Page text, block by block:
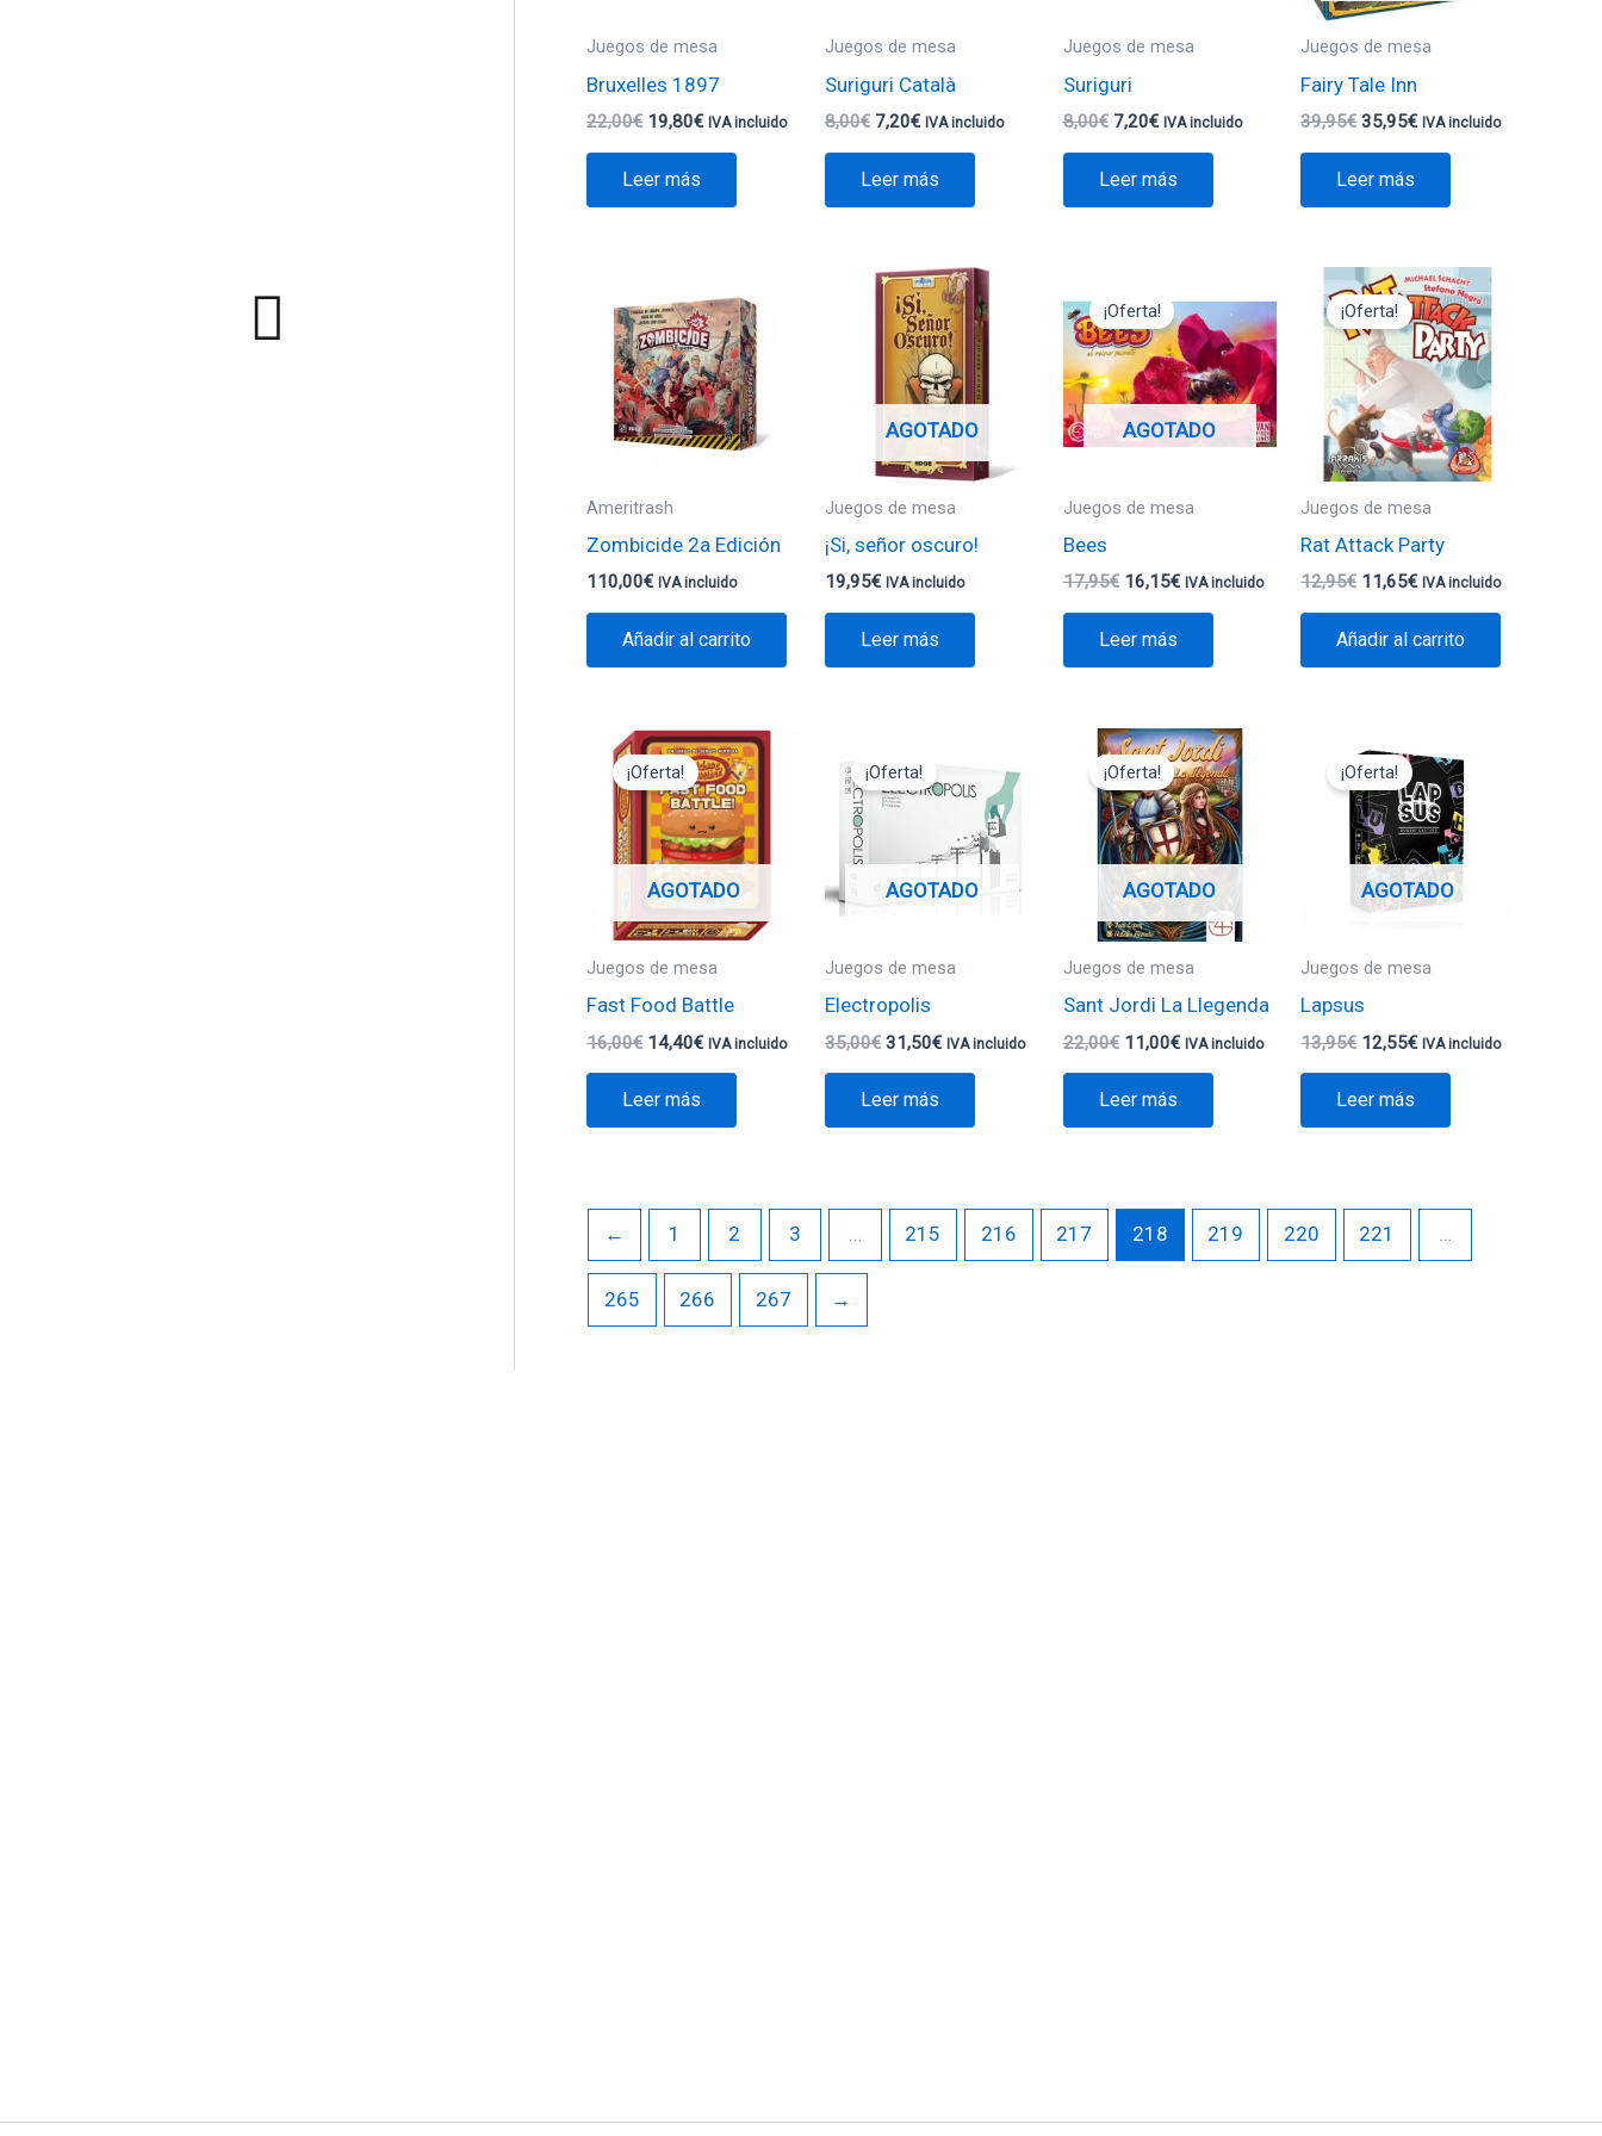
Juegos de mesa
Bruxelles 1897
22,00€ 19,80€ IVA incluido
Leer más
Juegos de mesa
Suriguri Català
8,00€ 7,20€ IVA incluido
Leer más
Juegos de mesa
Suriguri
8,00€ 7,20€ IVA incluido
Leer más
Juegos de mesa
Fairy Tale Inn
39,95€ 35,95€ IVA incluido
Leer más
Ameritrash
Zombicide 2a Edición
110,00€ IVA incluido
Añadir al carrito
AGOTADO
Juegos de mesa
¡Si, señor oscuro!
19,95€ IVA incluido
Leer más
AGOTADO
¡Oferta!
Juegos de mesa
Bees
17,95€
precio
original
era:
17,95€.
16,15€
precio
actual
es:
16,15€.
IVA incluido
Leer más
¡Oferta!
Juegos de mesa
Rat Attack Party
12,95€
El
precio
original
era:
12,95€.
11,65€
El
precio
actual
es:
11,65€.
IVA incluido
Añadir al carrito
AGOTADO
¡Oferta!
Juegos de mesa
Fast Food Battle
16,00€
El
precio
original
era:
16,00€.
14,40€
El
precio
actual
es:
14,40€.
IVA incluido
Leer más
AGOTADO
¡Oferta!
Juegos de mesa
Electropolis
35,00€
original
era:
31,50€
actual
31,50€.
IVA incluido
Leer más
AGOTADO
¡Oferta!
Juegos de mesa
Sant Jordi La Llegenda
22,00€
El
precio
original
era:
22,00€.
11,00€
El
precio
actual
es:
11,00€.
IVA incluido
Leer más
AGOTADO
¡Oferta!
Juegos de mesa
Lapsus
13,95€
precio
original
era:
13,95€.
12,55€
precio
actual
es:
12,55€.
IVA incluido
Leer más
← 1 2 3 … 215 216 217 218 219 220 221 …
265 266 267 →